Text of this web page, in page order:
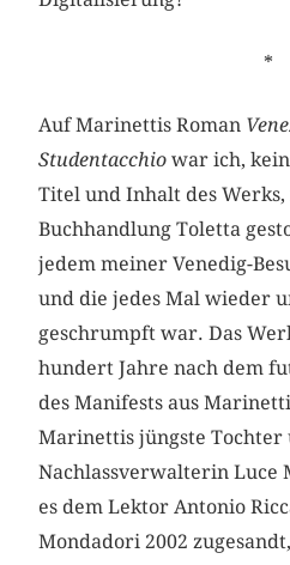
*
Auf Marinettis Roman
Studentacchio war ich,
Titel und Inhalt des
Buchhandlung Toletta
jedem meiner Venedig-
und die jedes Mal wieder
geschrumpft war. Das
hundert Jahre nach dem
des Manifests aus
Marinettis jüngste Tochter
Nachlassverwalterin Luce
es dem Lektor Antonio
Mondadori 2002